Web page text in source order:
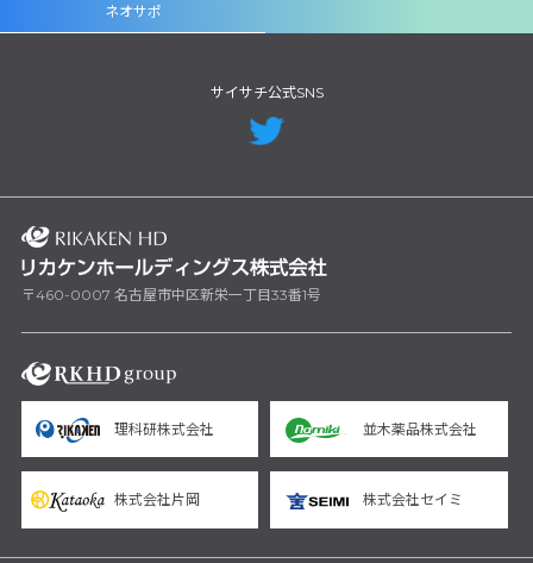
ネオサポ
サイサチ公式SNS
〒460-0007 名古屋市中区新栄一丁目33番1号
理科研株式会社 並木薬品株式会社
株式会社片岡 株式会社セイミ